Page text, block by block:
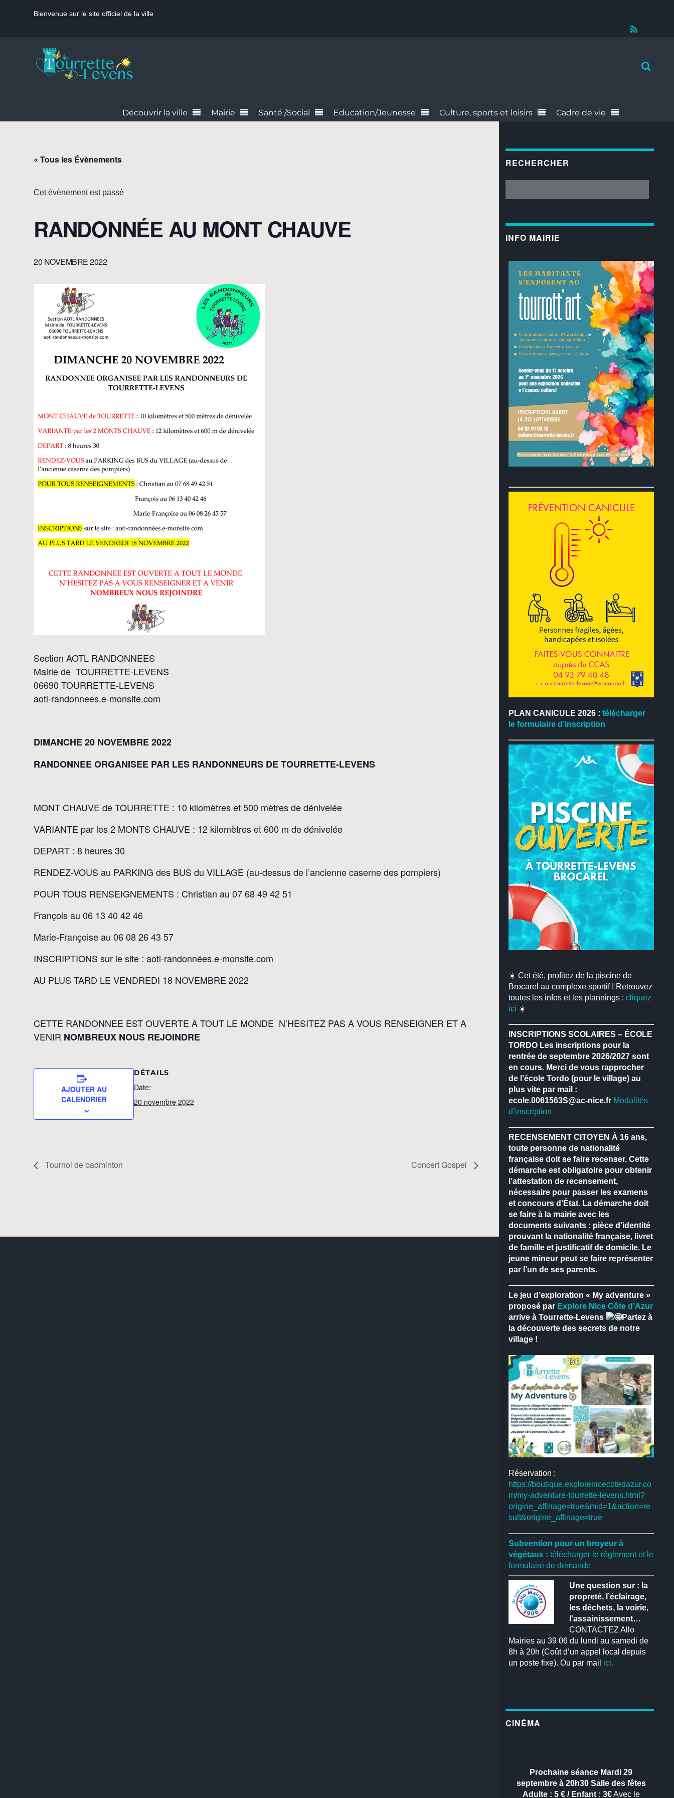
Bienvenue sur le site officiel de la ville
Découvrir la ville Mairie Santé /Social Education/Jeunesse Culture, sports et loisirs Cadre de vie
« Tous les Évènements
Cet évènement est passé
RANDONNÉE AU MONT CHAUVE
20 NOVEMBRE 2022
Section AOTL RANDONNEES
Mairie de TOURRETTE-LEVENS
06690 TOURRETTE-LEVENS
aotl-randonnees.e-monsite.com
DIMANCHE 20 NOVEMBRE 2022
RANDONNEE ORGANISEE PAR LES RANDONNEURS DE TOURRETTE-LEVENS
MONT CHAUVE de TOURRETTE : 10 kilomètres et 500 mètres de dénivelée
VARIANTE par les 2 MONTS CHAUVE : 12 kilomètres et 600 m de dénivelée
DEPART : 8 heures 30
RENDEZ-VOUS au PARKING des BUS du VILLAGE (au-dessus de l’ancienne caserne des pompiers)
POUR TOUS RENSEIGNEMENTS : Christian au 07 68 49 42 51
François au 06 13 40 42 46
Marie-Françoise au 06 08 26 43 57
INSCRIPTIONS sur le site : aotl-randonnées.e-monsite.com
AU PLUS TARD LE VENDREDI 18 NOVEMBRE 2022
CETTE RANDONNEE EST OUVERTE A TOUT LE MONDE N’HESITEZ PAS A VOUS RENSEIGNER ET A
VENIR NOMBREUX NOUS REJOINDRE
AJOUTER AU
CALENDRIER
DÉTAILS
Date:
20 novembre 2022
Tournoi de badminton Concert Gospel
RECHERCHER
INFO MAIRIE
PLAN CANICULE 2026 : télécharger
le formulaire d’inscription
☀️ Cet été, profitez de la piscine de
Brocarel au complexe sportif ! Retrouvez
toutes les infos et les plannings : cliquez
ici ☀️
INSCRIPTIONS SCOLAIRES – ÉCOLE
TORDOLes inscriptions pour la
rentrée de septembre 2026/2027 sont
en cours. Merci de vous rapprocher
de l’école Tordo (pour le village) au
plus vite par mail :
ecole.0061563S@ac-nice.fr Modalités
d’inscription
RECENSEMENT CITOYEN À 16 ans,
toute personne de nationalité
française doit se faire recenser. Cette
démarche est obligatoire pour obtenir
l’attestation de recensement,
nécessaire pour passer les examens
et concours d’État.La démarche doit
se faire à la mairie avec les
documents suivants : pièce d’identité
prouvant la nationalité française, livret
de famille et justificatif de domicile.Le
jeune mineur peut se faire représenter
par l’un de ses parents.
Le jeu d’exploration « My adventure »
proposé par Explore Nice Côte d’Azur
arrive à Tourrette-Levens
Partez à
la découverte des secrets de notre
village !
Réservation :
https://boutique.explorenicecotedazur.co
m/my-adventure-tourrette-levens.html?
origine_affinage=true&mid=1&action=re
sult&origine_affinage=true
Subvention pour un broyeur à
végétaux : télécharger le règlement et le
formulaire de demande
Une question sur : la
propreté, l’éclairage,
les déchets, la voirie,
l’assainissement…
CONTACTEZ Allo
Mairies au 39 06 du lundi au samedi de
8h à 20h (Coût d’un appel local depuis
un poste fixe). Ou par mail ici.
CINÉMA
Prochaine séance Mardi 29
septembre à 20h30 Salle des fêtes
Adulte : 5 € / Enfant : 3€Avec le